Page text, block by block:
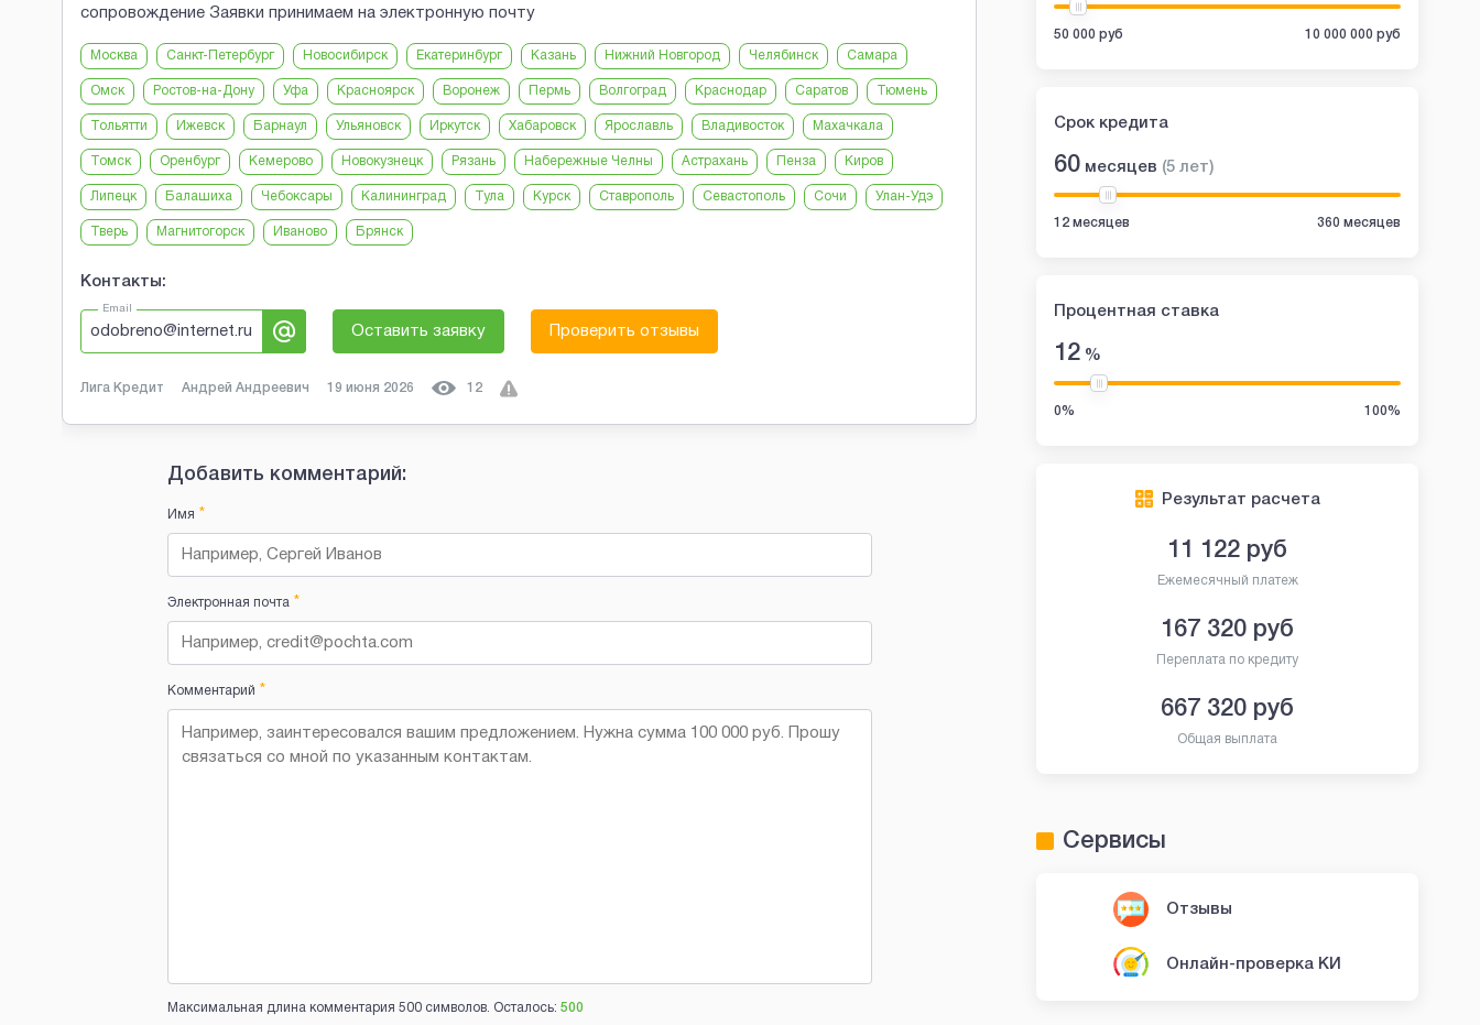
сопровождение Заявки принимаем на электронную почту
Москва Санкт-Петербург Новосибирск Екатеринбург Казань Нижний Новгород Челябинск Самара
Омск Ростов-на-Дону Уфа Красноярск Воронеж Пермь Волгоград Краснодар Саратов Тюмень
Тольятти Ижевск Барнаул Ульяновск Иркутск Хабаровск Ярославль Владивосток Махачкала
Томск Оренбург Кемерово Новокузнецк Рязань Набережные Челны Астрахань Пенза Киров
Липецк Балашиха Чебоксары Калининград Тула Курск Ставрополь Севастополь Сочи Улан-Удэ
Тверь Магнитогорск Иваново Брянск
Контакты:
Email
odobreno@internet.ru Оставить заявку Проверить отзывы
Лига Кредит Андрей Андреевич 19 июня 2026 12
Добавить комментарий:
Имя *
Электронная почта*
Комментарий *
Максимальная длина комментария 500 символов. Осталось: 500
50 000 руб 10 000 000 руб
Срок кредита
60 месяцев (5 лет)
12 месяцев 360 месяцев
Процентная ставка
12 %
0% 100%
Результат расчета
11 122 руб
Ежемесячный платеж
167 320 руб
Переплата по кредиту
667 320 руб
Общая выплата
Сервисы
Отзывы
Онлайн-проверка КИ